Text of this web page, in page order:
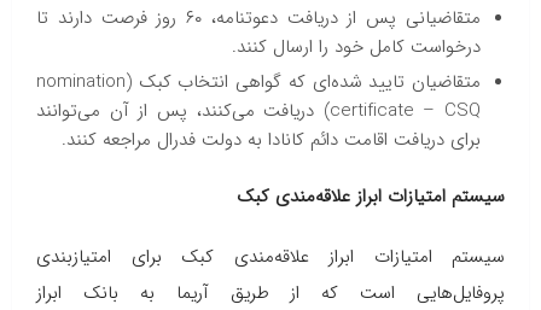
متقاضیانی پس از دریافت دعوتنامه، ۶۰ روز فرصت دارند تا
درخواست کامل خود را ارسال کنند.
متقاضیان تایید شده‌ای که گواهی انتخاب کبک (nomination
certificate – CSQ) دریافت می‌کنند، پس از آن می‌توانند
برای دریافت اقامت دائم کانادا به دولت فدرال مراجعه کنند.
سیستم امتیازات ابراز علاقه‌مندی کبک
سیستم امتیازات ابراز علاقه‌مندی کبک برای امتیاز‌بندی
پروفایل‌هایی است که از طریق آریما به بانک ابراز